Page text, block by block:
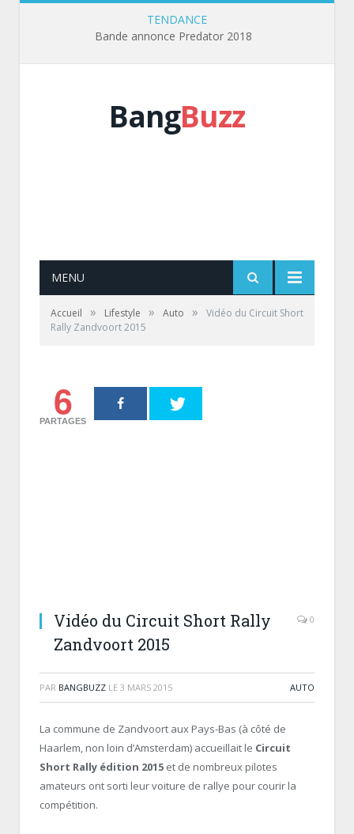
TENDANCE
Bande annonce Predator 2018
BangBuzz
MENU
Accueil » Lifestyle » Auto »
Vidéo du Circuit Short
Rally Zandvoort 2015
6
PARTAGES
Vidéo du Circuit Short Rally
Zandvoort 2015
0
PAR BANGBUZZ LE 3 MARS 2015 AUTO
La commune de Zandvoort aux Pays-Bas (à côté de
Haarlem, non loin d’Amsterdam) accueillait le Circuit
Short Rally édition 2015 et de nombreux pilotes
amateurs ont sorti leur voiture de rallye pour courir la
compétition.